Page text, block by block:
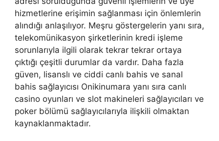
hizmetlerine erişimin sağlanması için önlemlerin
alındığı anlaşılıyor. Meşru göstergelerin yanı sıra,
telekomünikasyon şirketlerinin kredi işleme
sorunlarıyla ilgili olarak tekrar tekrar ortaya
çıktığı çeşitli durumlar da vardır. Daha fazla
güven, lisanslı ve ciddi canlı bahis ve sanal
bahis sağlayıcısı Onikinumara yanı sıra canlı
casino oyunları ve slot makineleri sağlayıcıları ve
poker bölümü sağlayıcılarıyla ilişkili olmaktan
kaynaklanmaktadır.